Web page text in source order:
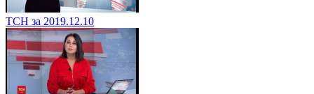
ТСН за 2019.12.10